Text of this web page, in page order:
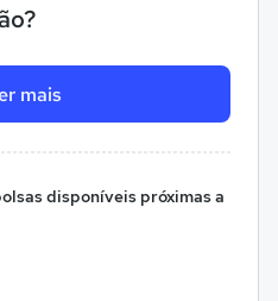
mais
disponíveis próximas a